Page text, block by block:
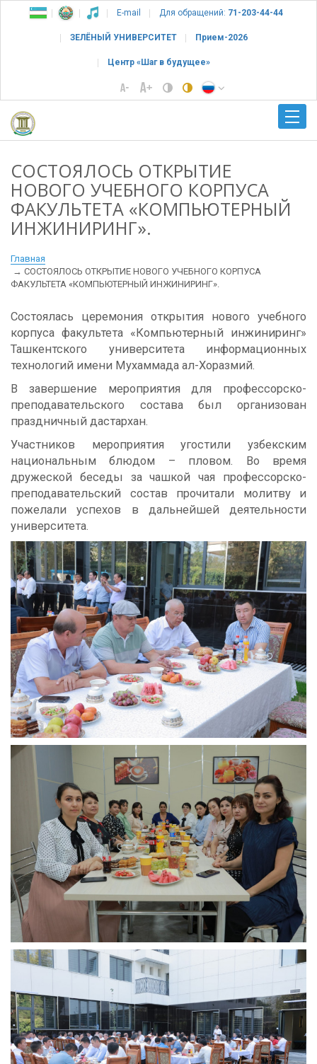
E-mail Для обращений: 71-203-44-44
ЗЕЛЁНЫЙ УНИВЕРСИТЕТ Прием-2026
Центр «Шаг в будущее»
СОСТОЯЛОСЬ ОТКРЫТИЕ
НОВОГО УЧЕБНОГО КОРПУСА
ФАКУЛЬТЕТА «КОМПЬЮТЕРНЫЙ
ИНЖИНИРИНГ».
Главная
СОСТОЯЛОСЬ ОТКРЫТИЕ НОВОГО УЧЕБНОГО КОРПУСА
ФАКУЛЬТЕТА «КОМПЬЮТЕРНЫЙ ИНЖИНИРИНГ».
Состоялась церемония открытия нового учебного
корпуса факультета «Компьютерный инжиниринг»
Ташкентского университета информационных
технологий имени Мухаммада ал-Хоразмий.
В завершение мероприятия для профессорско-
преподавательского состава был организован
праздничный дастархан.
Участников мероприятия угостили узбекским
национальным блюдом – пловом. Во время
дружеской беседы за чашкой чая профессорско-
преподавательский состав прочитали молитву и
пожелали успехов в дальнейшей деятельности
университета.